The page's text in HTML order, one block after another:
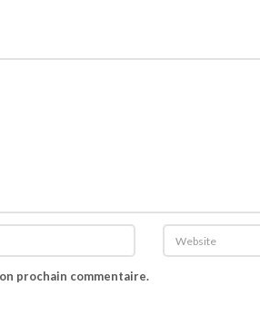
prochain commentaire.